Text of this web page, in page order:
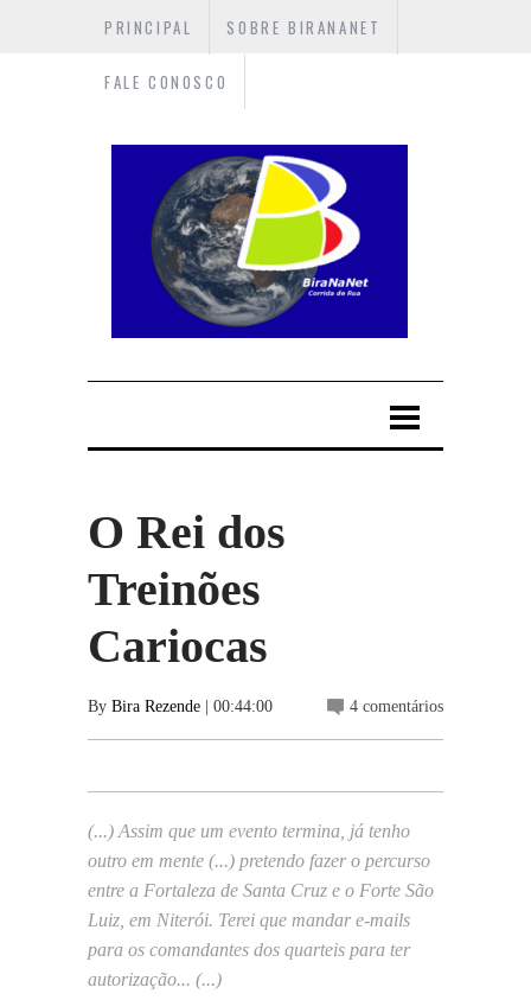
PRINCIPAL SOBRE BIRANANET
FALE CONOSCO
O Rei dos
Treinões
Cariocas
By Bira Rezende | 00:44:00 4 comentários
(...) Assim que um evento termina, já tenho
outro em mente (...) pretendo fazer o percurso
entre a Fortaleza de Santa Cruz e o Forte São
Luiz, em Niterói. Terei que mandar e-mails
para os comandantes dos quarteis para ter
autorização... (...)